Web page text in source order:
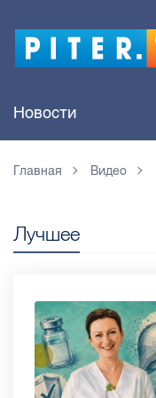
Новости
Главная Видео
Лучшее